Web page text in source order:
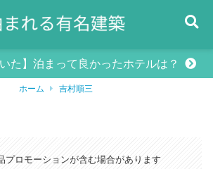
た】泊まって良かったホテルは？
ホーム 吉村順三
プロモーションが含む場合があります